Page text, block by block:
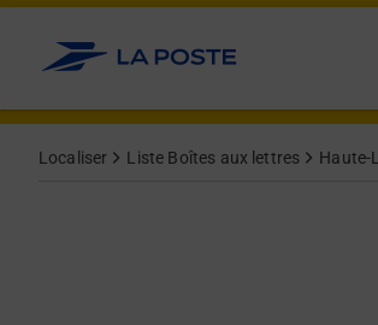
Allez au contenu
Localiser Liste Boîtes aux lettres Haute-